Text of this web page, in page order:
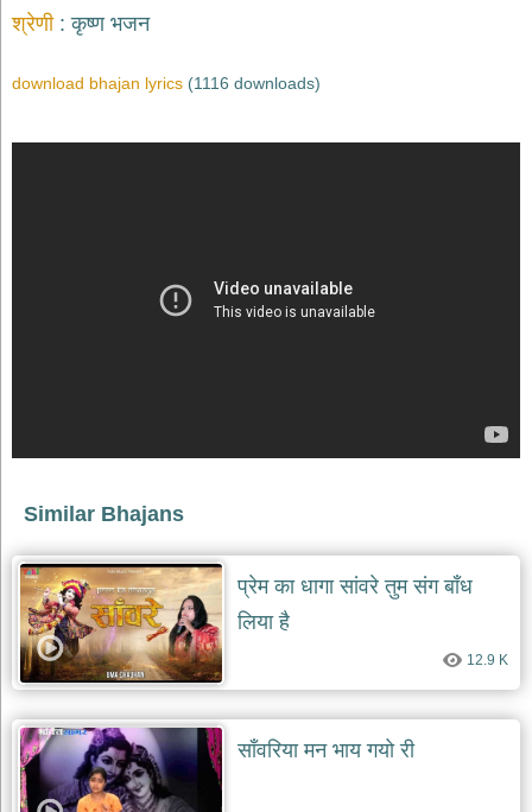
bhajans
भजन
विविध
miscellaneous
bhajans
विष्णु
भजन
vishnu
bhajans
बाबा
बालक
नाथ
भजन
baba
balak
nath
श्रेणी कृष्ण भजन
download bhajan lyrics (1116 downloads)
Similar Bhajans
प्रेम का धागा सांवरे तुम संग बाँध
लिया है
12.9 K
साँवरिया मन भाय गयो री